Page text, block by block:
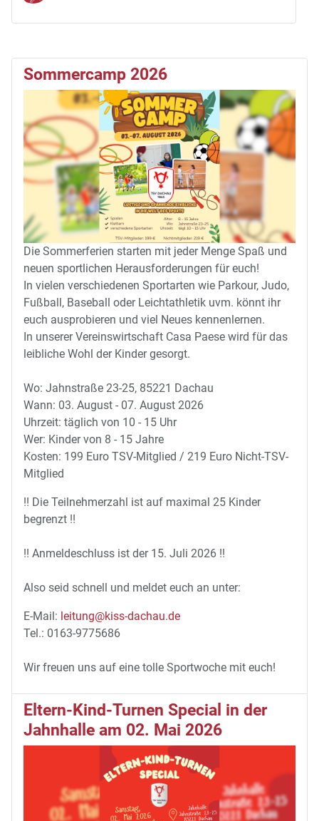
Sommercamp 2026
Die Sommerferien starten mit jeder Menge Spaß und
neuen sportlichen Herausforderungen für euch!
In vielen verschiedenen Sportarten wie Parkour, Judo,
Fußball, Baseball oder Leichtathletik uvm. könnt ihr
euch ausprobieren und viel Neues kennenlernen.
In unserer Vereinswirtschaft Casa Paese wird für das
leibliche Wohl der Kinder gesorgt.
Wo: Jahnstraße 23-25, 85221 Dachau
Wann: 03. August - 07. August 2026
Uhrzeit: täglich von 10 - 15 Uhr
Wer: Kinder von 8 - 15 Jahre
Kosten: 199 Euro TSV-Mitglied / 219 Euro Nicht-TSV-
Mitglied
!! Die Teilnehmerzahl ist auf maximal 25 Kinder
begrenzt !!
!! Anmeldeschluss ist der 15. Juli 2026 !!
Also seid schnell und meldet euch an unter:
E-Mail: leitung@kiss-dachau.de
Tel.: 0163-9775686
Wir freuen uns auf eine tolle Sportwoche mit euch!
Eltern-Kind-Turnen Special in der
Jahnhalle am 02. Mai 2026